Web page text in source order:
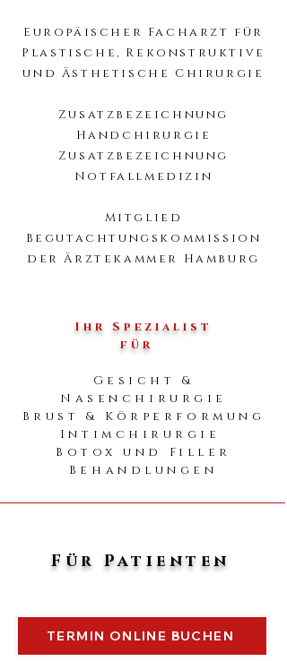
Europäischer Facharzt für
Plastische, Rekonstruktive
und Ästhetische Chirurgie
Zusatzbezeichnung
Handchirurgie
Zusatzbezeichnung
Notfallmedizin
Mitglied
Begutachtungskommission
der Ärztekammer Hamburg
Ihr Spezialist
für
Gesicht &
Nasenchirurgie
Brust & Körperformung
Intimchirurgie
Botox und Filler
Behandlunge n
Für Patienten
TERMIN ONLINE BUCHEN